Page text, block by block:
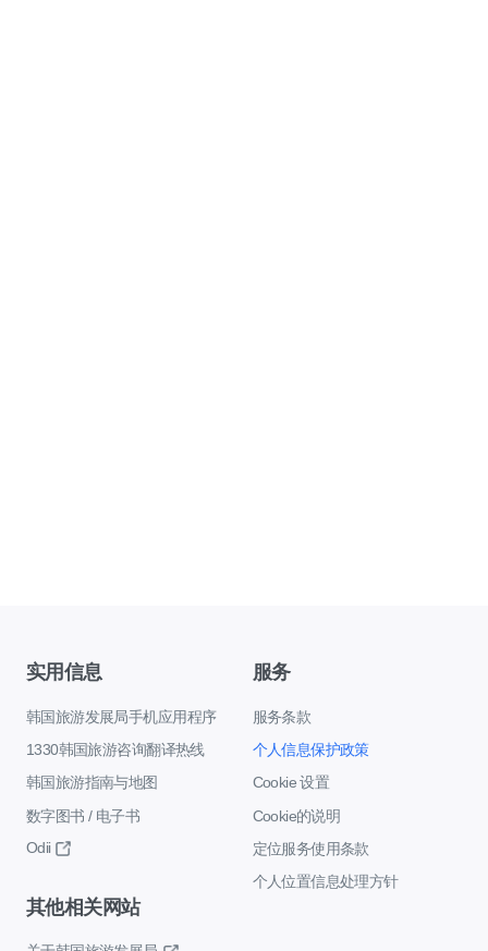
实用信息
韩国旅游发展局手机应用程序
1330韩国旅游咨询翻译热线
韩国旅游指南与地图
数字图书 / 电子书
Odii
服务
服务条款
个人信息保护政策
Cookie 设置
Cookie的说明
定位服务使用条款
个人位置信息处理方针
其他相关网站